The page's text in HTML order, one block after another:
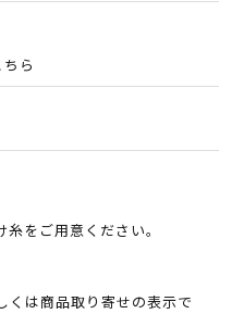
ら
をご用意ください。
は商品取り寄せの表示で